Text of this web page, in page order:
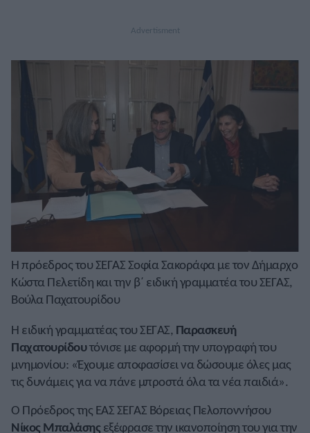
Η πρόεδρος του ΣΕΓΑΣ Σοφία Σακοράφα με τον Δήμαρχο
Κώστα Πελετίδη και την β΄ ειδική γραμματέα του ΣΕΓΑΣ,
Βούλα Παχατουρίδου
Η ειδική γραμματέας του ΣΕΓΑΣ, Παρασκευή
Παχατουρίδουτόνισε με αφορμή την υπογραφή του
μνημονίου: «Έχουμε αποφασίσει να δώσουμε όλες μας
τις δυνάμεις για να πάνε μπροστά όλα τα νέα παιδιά».
Ο Πρόεδρος της ΕΑΣ ΣΕΓΑΣ Βόρειας Πελοποννήσου
ΝίκοςΜπαλάσηςεξέφρασε την ικανοποίηση του για την